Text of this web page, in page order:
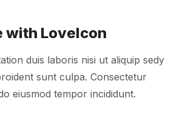
with LoveIcon
duis laboris nisi ut aliquip sedy
sunt culpa. Consectetur
eiusmod tempor incididunt.